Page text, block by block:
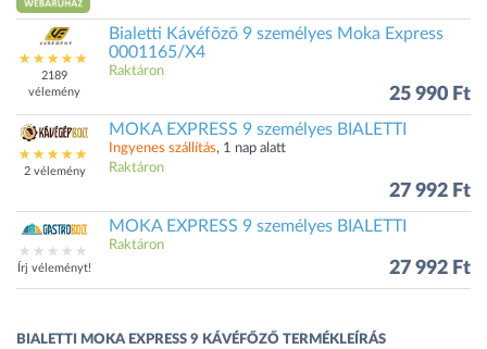
2189
vélemény
Bialetti Kávéfõzõ 9 személyes Moka Express
0001165/X4
Raktáron
25 990 Ft
2 vélemény
MOKA EXPRESS 9 személyes BIALETTI
Ingyenes szállítás, 1 nap alatt
Raktáron
27 992 Ft
Írj véleményt!
MOKA EXPRESS 9 személyes BIALETTI
Raktáron
27 992 Ft
BIALETTI MOKA EXPRESS 9 KÁVÉFŐZŐ TERMÉKLEÍRÁS